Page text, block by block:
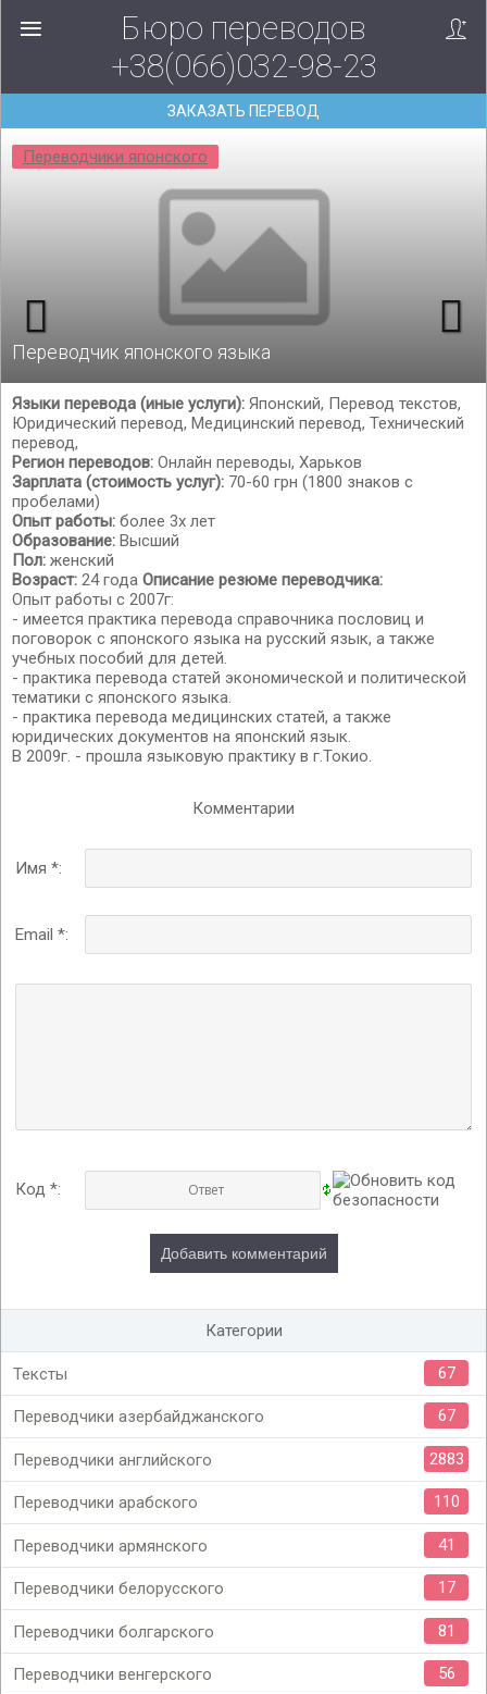
Бюро переводов
+38(066)032-98-23
ЗАКАЗАТЬ ПЕРЕВОД
Переводчики японского
Переводчик японского языка
Языки перевода (иные услуги): Японский, Перевод текстов,
Юридический перевод, Медицинский перевод, Технический
перевод,
Регион переводов: Онлайн переводы, Харьков
Зарплата (стоимость услуг): 70-60 грн (1800 знаков с
пробелами)
Опыт работы: более 3х лет
Образование: Высший
Пол: женский
Возраст: 24 года Описание резюме переводчика:
Опыт работы с 2007г:
- имеется практика перевода справочника пословиц и
поговорок с японского языка на русский язык, а также
учебных пособий для детей.
- практика перевода статей экономической и политической
тематики с японского языка.
- практика перевода медицинских статей, а также
юридических документов на японский язык.
В 2009г. - прошла языковую практику в г.Токио.
Комментарии
Имя *:
Email *:
Код *:
Категории
Тексты 67
Переводчики азербайджанского 67
Переводчики английского 2883
Переводчики арабского 110
Переводчики армянского 41
Переводчики белорусского 17
Переводчики болгарского 81
Переводчики венгерского 56